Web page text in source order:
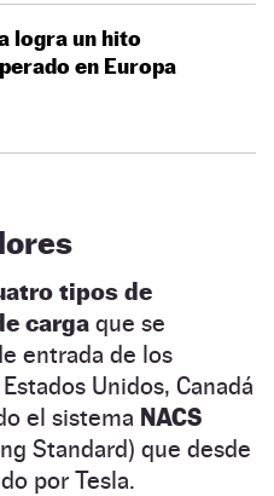
logra un hito
en Europa
tipos de
carga que se
entrada de los
Estados Unidos, Canadá
el sistema NACS
Standard) que desde
por Tesla.